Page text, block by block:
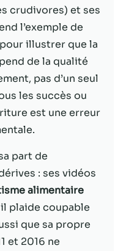
crudivores) et ses
l’exemple de
illustrer que la
de la qualité
pas d’un seul
les succès ou
est une erreur
part de
: ses vidéos
alimentaire
il plaide coupable
que sa propre
et 2016 ne
du site Web,
en fonction
de la façon
Web est
utilisé.
Afin que notre
fonctionne
aussi bien que
possible lors
Si vous refusez
ces cookies,
certaines